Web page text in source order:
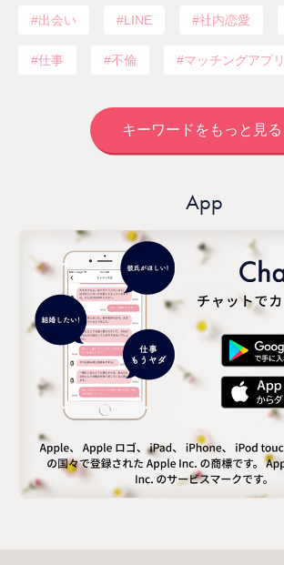
出会い LINE 社内恋愛
仕事 不倫 マッチングアプリ
キーワードをもっと見る
App